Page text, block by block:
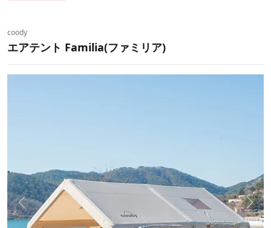
coody
エアテント Familia(ファミリア)